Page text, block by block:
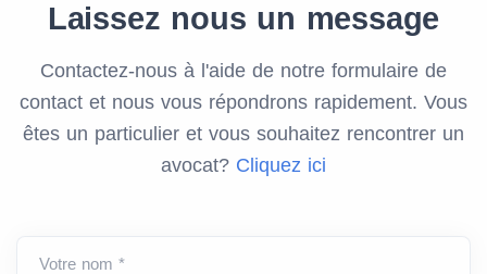
Laissez nous un message
Contactez-nous à l'aide de notre formulaire de
contact et nous vous répondrons rapidement. Vous
êtes un particulier et vous souhaitez rencontrer un
avocat? Cliquez ici
Votre nom *